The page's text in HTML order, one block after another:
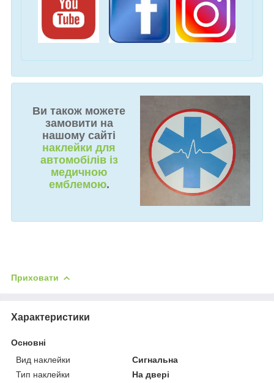
Ви також можете
замовити на
нашому сайті
наклейки для
автомобілів із
медичною
емблемою.
Приховати
Характеристики
Основні
Вид наклейки
Сигнальна
Тип наклейки
На двері